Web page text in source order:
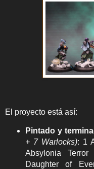
El proyecto está así:
Pintado y
+ 7 Warlocks): 1
Absylonia
Daughter of